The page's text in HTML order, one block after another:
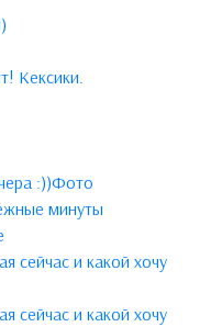
Кексики.
:))Фото
минуты
сейчас и какой хочу
сейчас и какой хочу